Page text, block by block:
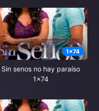
1x74
Sin senos no hay paraíso
1x74